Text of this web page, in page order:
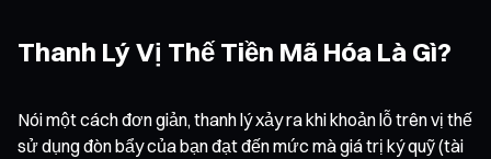
Thanh Lý Vị Thế Tiền Mã Hóa Là Gì?
Nói một cách đơn giản, thanh lý xảy ra khi khoản lỗ trên vị thế
sử dụng đòn bẩy của bạn đạt đến mức mà giá trị ký quỹ (tài